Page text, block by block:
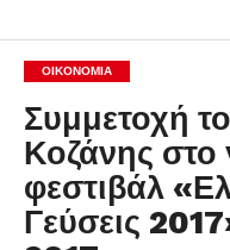
ΟΙΚΟΝΟΜΊΑ
Συμμετοχή
Κοζάνης στο
φεστιβάλ
Γεύσεις